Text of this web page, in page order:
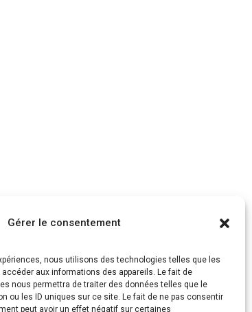
Gérer le consentement
nous utilisons des technologies telles que les
aux informations des appareils. Le fait de
nous permettra de traiter des données telles que le
ou les ID uniques sur ce site. Le fait de ne pas consentir
peut avoir un effet négatif sur certaines